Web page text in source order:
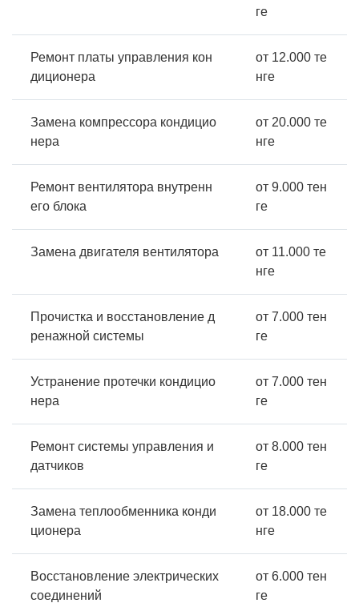
ге
Ремонт платы управления кон
диционера
от 12.000 те
нге
Замена компрессора кондицио
нера
от 20.000 те
нге
Ремонт вентилятора внутренн
его блока
от 9.000 тен
ге
Замена двигателя вентилятора
от 11.000 те
нге
Прочистка и восстановление д
ренажной системы
от 7.000 тен
ге
Устранение протечки кондицио
нера
от 7.000 тен
ге
Ремонт системы управления и
датчиков
от 8.000 тен
ге
Замена теплообменника конди
ционера
от 18.000 те
нге
Восстановление электрических
соединений
от 6.000 тен
ге